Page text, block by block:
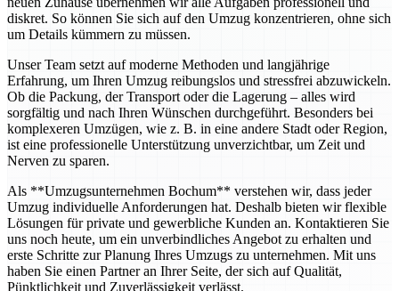
diskret. So können Sie sich auf den Umzug konzentrieren, ohne sich
um Details kümmern zu müssen.
Unser Team setzt auf moderne Methoden und langjährige
Erfahrung, um Ihren Umzug reibungslos und stressfrei abzuwickeln.
Ob die Packung, der Transport oder die Lagerung – alles wird
sorgfältig und nach Ihren Wünschen durchgeführt. Besonders bei
komplexeren Umzügen, wie z. B. in eine andere Stadt oder Region,
ist eine professionelle Unterstützung unverzichtbar, um Zeit und
Nerven zu sparen.
Als **Umzugsunternehmen Bochum** verstehen wir, dass jeder
Umzug individuelle Anforderungen hat. Deshalb bieten wir flexible
Lösungen für private und gewerbliche Kunden an. Kontaktieren Sie
uns noch heute, um ein unverbindliches Angebot zu erhalten und
erste Schritte zur Planung Ihres Umzugs zu unternehmen. Mit uns
haben Sie einen Partner an Ihrer Seite, der sich auf Qualität,
Pünktlichkeit und Zuverlässigkeit verlässt.